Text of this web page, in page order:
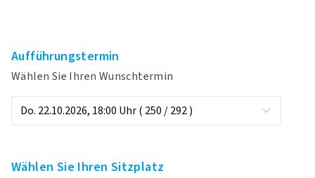
Aufführungstermin
Wählen Sie Ihren Wunschtermin
Wählen Sie Ihren Sitzplatz